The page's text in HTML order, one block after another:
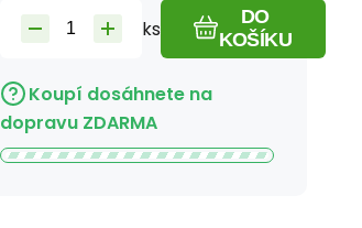
ks
DO
KOŠÍKU
Koupí dosáhnete na
dopravu ZDARMA